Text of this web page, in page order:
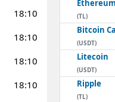
18:10
18:10
18:10
18:10
Ethereum
(TL)
Bitcoin
(USDT)
Litecoin
(USDT)
Ripple
(TL)